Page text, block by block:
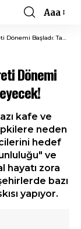
Font
Resizer
Aaa
Taksimetre Gibi İşleyecek!
Dönemi
kafe ve
neden
hedef
ve
hayatı zora
bazı
yapıyor.